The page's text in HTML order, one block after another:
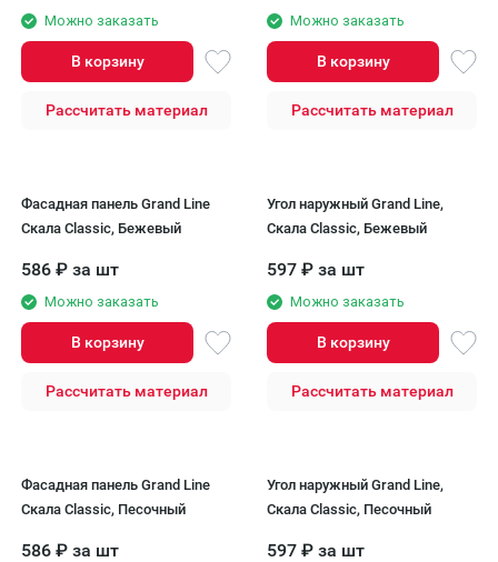
Можно заказать
В корзину
Рассчитать материал
Можно заказать
В корзину
Рассчитать материал
Фасадная панель Grand Line
Скала Classic, Бежевый
586 ₽ за шт
Можно заказать
В корзину
Рассчитать материал
Угол наружный Grand Line,
Скала Classic, Бежевый
597 ₽ за шт
Можно заказать
В корзину
Рассчитать материал
Фасадная панель Grand Line
Скала Classic, Песочный
586 ₽ за шт
Угол наружный Grand Line,
Скала Classic, Песочный
597 ₽ за шт